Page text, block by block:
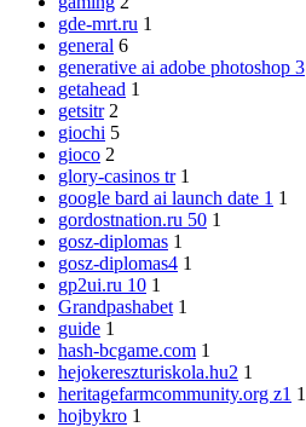
gde-mrt.ru 1
general 6
generative ai adobe photoshop 3
getahead 1
getsitr 2
giochi 5
gioco 2
glory-casinos tr 1
google bard ai launch date 1 1
gordostnation.ru 50 1
gosz-diplomas 1
gosz-diplomas4 1
gp2ui.ru 10 1
Grandpashabet 1
guide 1
hash-bcgame.com 1
hejokereszturiskola.hu2 1
heritagefarmcommunity.org z1 1
hojbykro 1